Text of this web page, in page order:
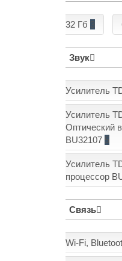
32 Гб 3
Звук
Усилитель
Усилитель
Оптический
BU32107 5
Усилитель
процессор
Связь
Wi-Fi,